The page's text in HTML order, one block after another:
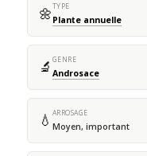
🌼TYPE
Plante annuelle
🔬 GENRE
Androsace
💧 ARROSAGE
Moyen, important